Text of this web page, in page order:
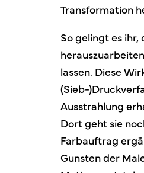
Transformation
So gelingt es
lassen. Diese
(Sieb-
Ausstrahlung
Dort geht sie
Farbauftrag
Gunsten der